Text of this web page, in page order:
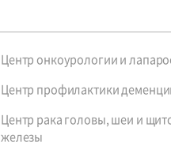
Центр онкоурологии и
Центр профилактики
Центр рака головы, шеи и
железы